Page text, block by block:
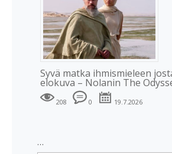
Syvä matka ihmismieleen
elokuva – Nolanin The
208 0 19.7.2026
…